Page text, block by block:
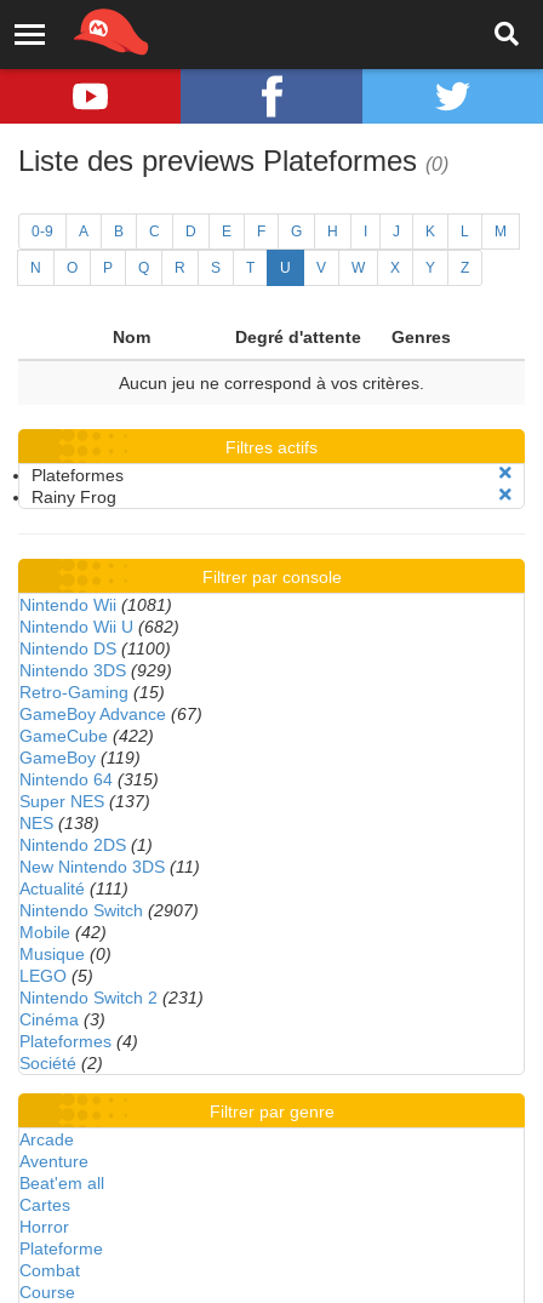
Liste des previews Plateformes (0)
0-9 A B C D E F G H J K L M
N O P Q R S T U V W X Y Z
Nom Degré d'attente Genres
Aucun jeu ne correspond à vos critères.
Filtres actifs
Plateformes
Rainy Frog
Filtrer par console
Nintendo Wii (1081)
Nintendo Wii U (682)
Nintendo DS (1100)
Nintendo 3DS (929)
Retro-Gaming (15)
GameBoy Advance (67)
GameCube (422)
GameBoy (119)
Nintendo 64 (315)
Super NES (137)
NES (138)
Nintendo 2DS (1)
New Nintendo 3DS (11)
Actualité (111)
Nintendo Switch (2907)
Mobile (42)
Musique (0)
LEGO (5)
Nintendo Switch 2 (231)
Cinéma (3)
Plateformes (4)
Société (2)
Filtrer par genre
Arcade
Aventure
Beat'em all
Cartes
Horror
Plateforme
Combat
Course